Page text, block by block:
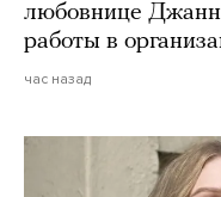
любовнице
работы в
час назад